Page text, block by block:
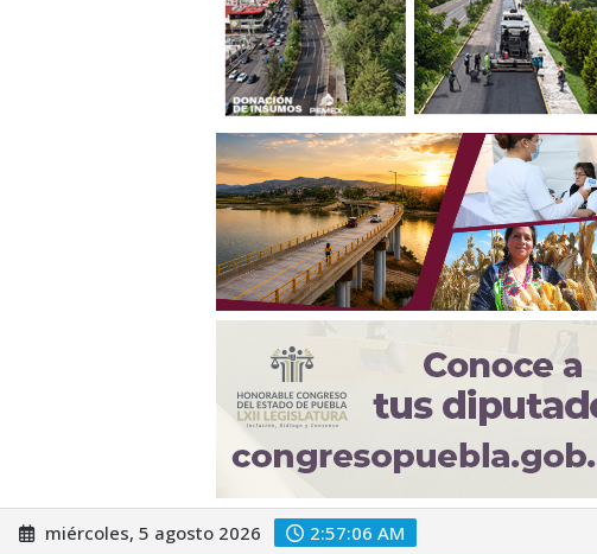
Saltar miércoles, 5 agosto 2026 2:57:09 AM